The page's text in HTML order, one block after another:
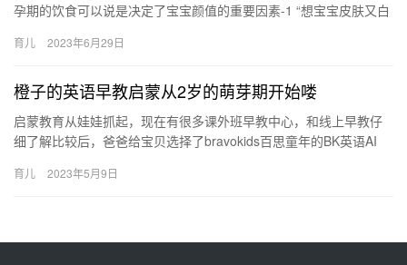
孕期的饮食可以说是决定了宝宝颜值的重要因素-1 “想宝宝皮肤又白
育儿 2023年6月29日
橙子的英语早教启蒙从2岁的萌芽期开始喽
启蒙教育从娃娃抓起，现在有很多课外班早教中心，和线上早教仔
细了解比较后，爸爸给宝贝选择了bravokids百思童年的BK英语AI
育儿 2023年5月9日